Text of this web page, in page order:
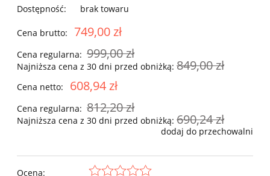
Dostępność: brak towaru
Cena brutto: 749,00 zł
Cena regularna: 999,00 zł
Najniższa cena z 30 dni przed obniżką: 849,00 zł
Cena netto: 608,94 zł
Cena regularna: 812,20 zł
Najniższa cena z 30 dni przed obniżką: 690,24 zł
dodaj do przechowalni
Ocena: